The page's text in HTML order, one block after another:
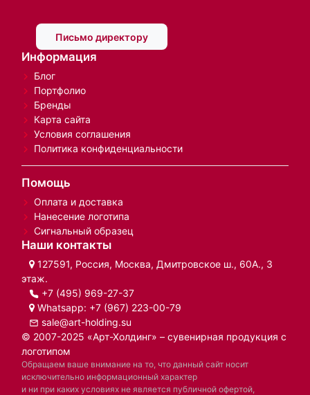
Письмо директору
Информация
Блог
Портфолио
Бренды
Карта сайта
Условия соглашения
Политика конфиденциальности
Помощь
Оплата и доставка
Нанесение логотипа
Сигнальный образец
Наши контакты
127591, Россия, Москва, Дмитровское ш., 60А., 3
этаж.
+7 (495) 969-27-37
Whatsapp: +7 (967) 223-00-79
sale@art-holding.su
© 2007-2025 «Арт-Холдинг» – сувенирная продукция с
логотипом
Обращаем ваше внимание на то, что данный сайт носит
исключительно информационный характер
и ни при каких условиях не является публичной офертой,